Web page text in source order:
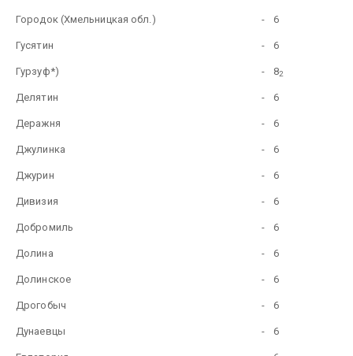
Городок (Хмельницкая обл.) - 6
Гусятин - 6
Гурзуф*) - 82
Делятин - 6
Деражня - 6
Джулинка - 6
Джурин - 6
Дивизия - 6
Добромиль - 6
Долина - 6
Долинское - 6
Дрогобыч - 6
Дунаевцы - 6